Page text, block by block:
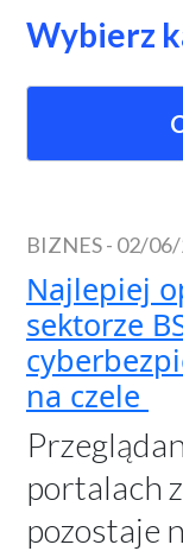
Wybierz
BIZNES- 02/
Najlepiej
sektorze
na czele
portalach
pozostaje